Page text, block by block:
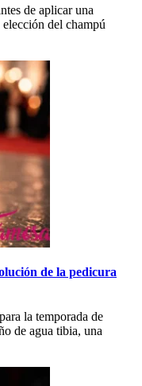
de aplicar una
del champú
de la pedicura
la temporada de
de agua tibia, una